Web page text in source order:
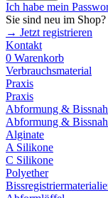
Ich habe mein
Sie sind neu im Shop?
→ Jetzt registrieren
Kontakt
0 Warenkorb
Verbrauchsmaterial
Praxis
Praxis
Abformung &
Abformung &
Alginate
A Silikone
C Silikone
Polyether